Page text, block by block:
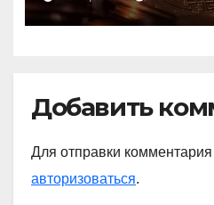
Добавить
Для отправки
авторизоваться.